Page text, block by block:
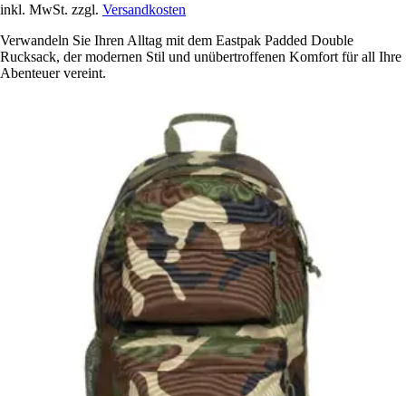
inkl. MwSt. zzgl. Versandkosten
Verwandeln Sie Ihren Alltag mit dem Eastpak Padded Double
Rucksack, der modernen Stil und unübertroffenen Komfort für all Ihre
Abenteuer vereint.